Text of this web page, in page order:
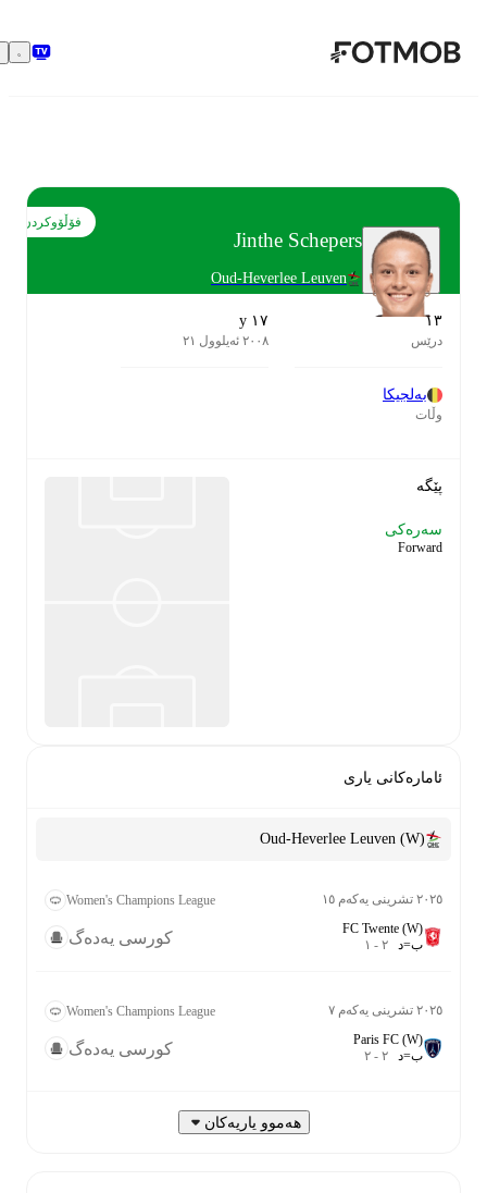
بازبڕە بۆ ناوەڕۆکی سەرەکی
Jinthe Schepers
Oud-Heverlee Leuven
فۆڵۆوکردن
درێس
بەلجیکا
سەرەکی
Forward
ئامارەکانی یاری
Oud-Heverlee Leuven (W)
Women's Champions League
FC Twente (W)
ب=د ٢- کورسی یەدەگ
Women's Champions League
Paris FC (W)
ب=د ٢- کورسی یەدەگ
هەموو یاریەکان